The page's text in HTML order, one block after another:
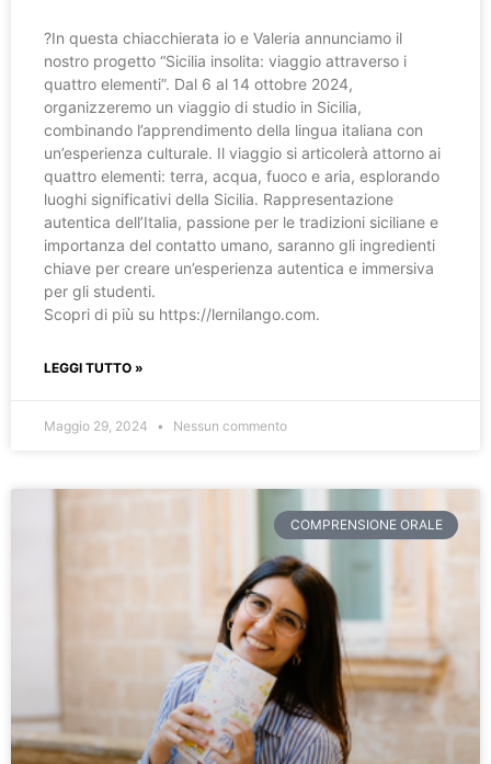
?️In questa chiacchierata io e Valeria annunciamo il
nostro progetto “Sicilia insolita: viaggio attraverso i
quattro elementi”. Dal 6 al 14 ottobre 2024,
organizzeremo un viaggio di studio in Sicilia,
combinando l’apprendimento della lingua italiana con
un’esperienza culturale. Il viaggio si articolerà attorno ai
quattro elementi: terra, acqua, fuoco e aria, esplorando
luoghi significativi della Sicilia. Rappresentazione
autentica dell’Italia, passione per le tradizioni siciliane e
importanza del contatto umano, saranno gli ingredienti
chiave per creare un’esperienza autentica e immersiva
per gli studenti.
Scopri di più su https://lernilango.com.
LEGGI TUTTO »
Maggio 29, 2024 Nessun commento
COMPRENSIONE ORALE